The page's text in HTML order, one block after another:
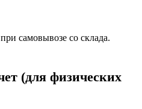
самовывозе со склада.
(для физических